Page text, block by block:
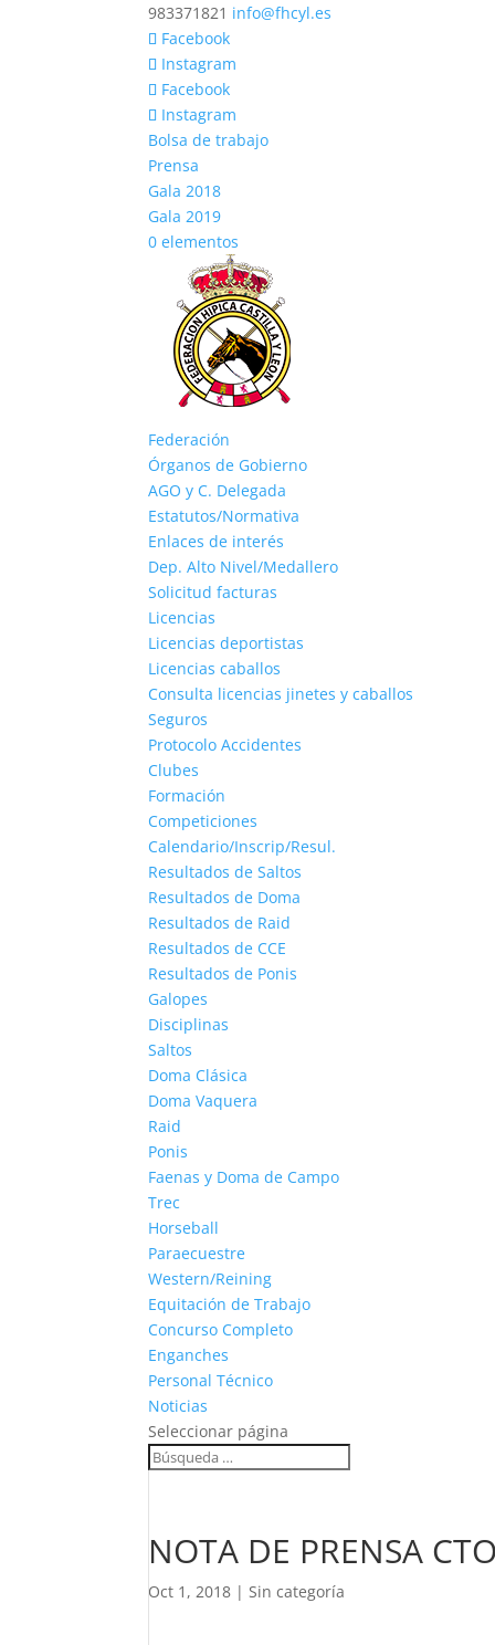
983371821 info@fhcyl.es
Facebook
Instagram
Facebook
Instagram
Bolsa de trabajo
Prensa
Gala 2018
Gala 2019
0 elementos
Federación
Órganos de Gobierno
AGO y C. Delegada
Estatutos/Normativa
Enlaces de interés
Dep. Alto Nivel/Medallero
Solicitud facturas
Licencias
Licencias deportistas
Licencias caballos
Consulta licencias jinetes y caballos
Seguros
Protocolo Accidentes
Clubes
Formación
Competiciones
Calendario/Inscrip/Resul.
Resultados de Saltos
Resultados de Doma
Resultados de Raid
Resultados de CCE
Resultados de Ponis
Galopes
Disciplinas
Saltos
Doma Clásica
Doma Vaquera
Raid
Ponis
Faenas y Doma de Campo
Trec
Horseball
Paraecuestre
Western/Reining
Equitación de Trabajo
Concurso Completo
Enganches
Personal Técnico
Noticias
Seleccionar página
NOTA DE PRENSA
Oct 1, 2018 |Sin categoría